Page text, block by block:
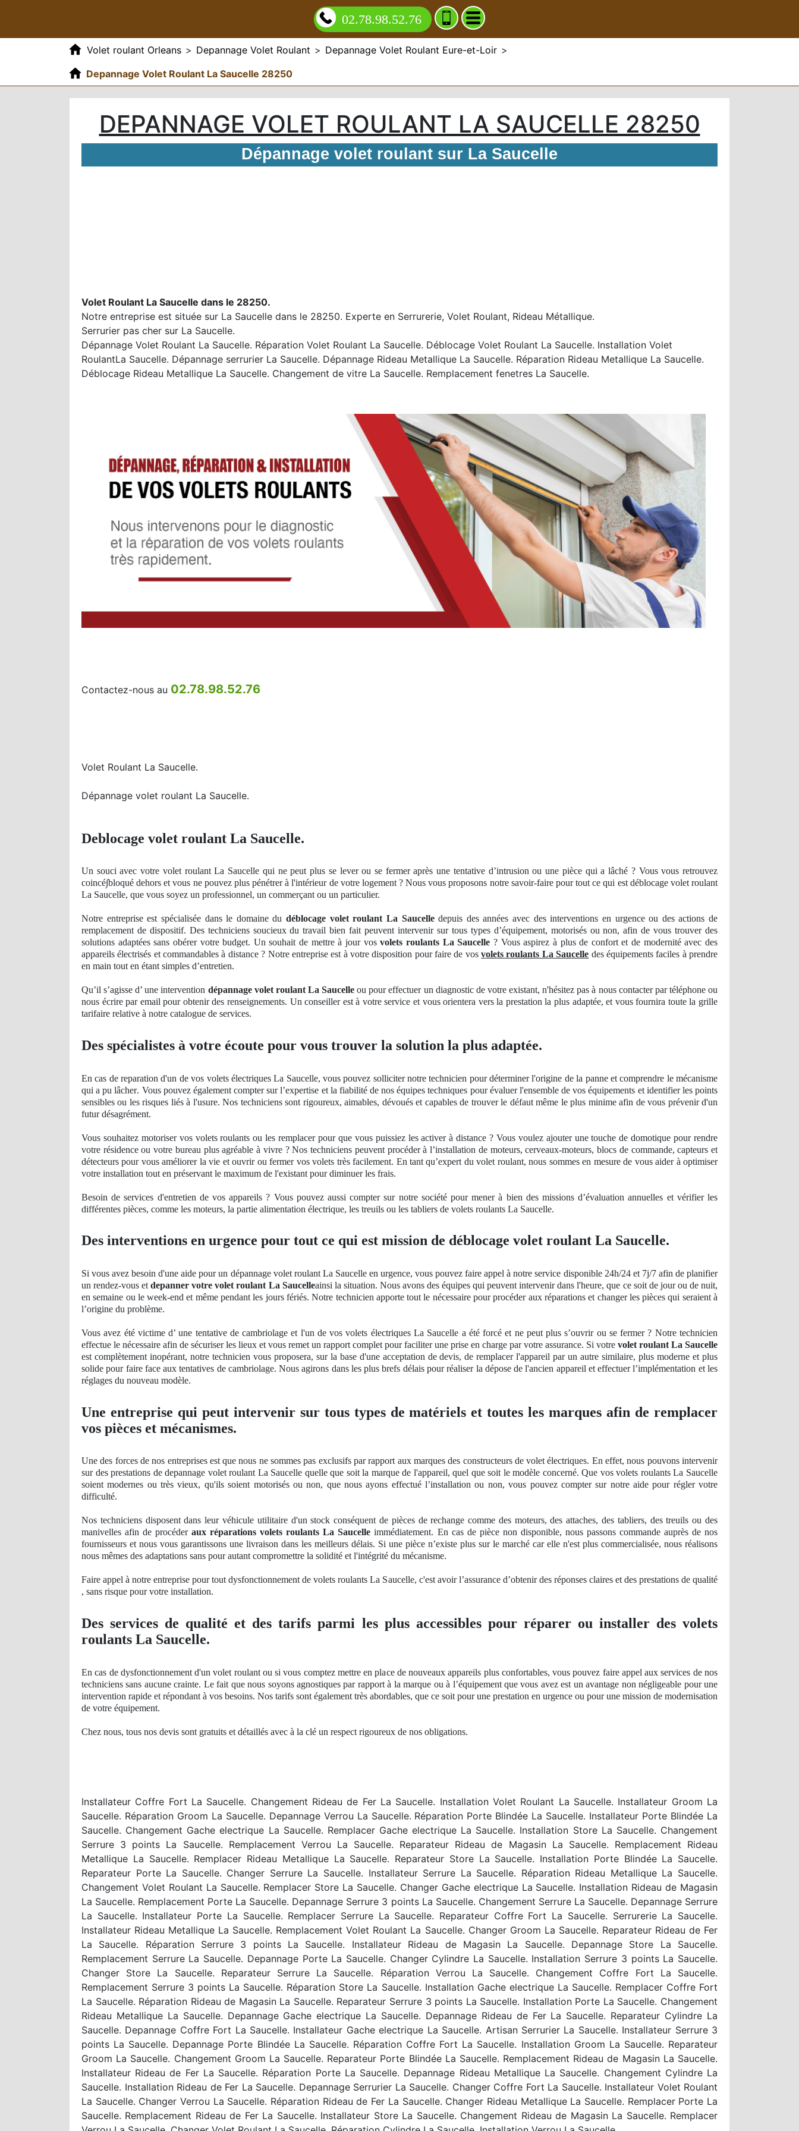
02.78.98.52.76
Volet roulant Orleans > Depannage Volet Roulant > Depannage Volet Roulant Eure-et-Loir >
Depannage Volet Roulant La Saucelle 28250
DEPANNAGE VOLET ROULANT LA SAUCELLE 28250
Dépannage volet roulant sur La Saucelle
Volet Roulant La Saucelle dans le 28250.
Notre entreprise est située sur La Saucelle dans le 28250. Experte en Serrurerie, Volet Roulant, Rideau Métallique.
Serrurier pas cher sur La Saucelle.
Dépannage Volet Roulant La Saucelle. Réparation Volet Roulant La Saucelle. Déblocage Volet Roulant La Saucelle. Installation Volet
RoulantLa Saucelle. Dépannage serrurier La Saucelle. Dépannage Rideau Metallique La Saucelle. Réparation Rideau Metallique La Saucelle.
Déblocage Rideau Metallique La Saucelle. Changement de vitre La Saucelle. Remplacement fenetres La Saucelle.
Contactez-nous au 02.78.98.52.76
Volet Roulant La Saucelle.
Dépannage volet roulant La Saucelle.
Deblocage volet roulant La Saucelle.
Un souci avec votre volet roulant La Saucelle qui ne peut plus se leverou se fermeraprès une tentative d’intrusionou une pièce qui a lâché ? Vous vous retrouvez
coincé∫bloquédehors et vous ne pouvez plus pénétrer àl'intérieur de votre logement ? Nous vous proposons notre savoir-faire pour tout ce qui est déblocage volet roulant
La Saucelle, que vous soyez un professionnel, un commerçant ou un particulier.
Notre entreprise est spécialisée dans le domaine du déblocage volet roulant La Saucelledepuis des années avec des interventions en urgence ou des actions de
remplacement de dispositif. Des techniciens soucieux du travail bien fait peuvent intervenir sur tous types d’équipement, motorisés ou non, afin de vous trouver des
solutions adaptées sans obérer votre budget. Un souhait de mettre à jour vosvolets roulants La Saucelle ? Vous aspirez à plus de confort et de modernité avec des
appareils électrisés et commandables à distance ? Notre entreprise est à votre disposition pour faire de vosvolets roulants La Saucelle des équipements faciles à prendre
en main tout en étant simples d’entretien.
Qu’il s’agisse d’ une intervention dépannage volet roulant La Saucelle ou pour effectuerun diagnostic de votre existant, n'hésitez pas à nous contacterpar téléphone ou
nous écrire par email pour obtenir des renseignements. Unconseiller est à votre service et vous orientera vers la prestation la plus adaptée, et vous fournira toute la grille
tarifaire relative à notre catalogue de services.
Des spécialistes à votre écoute pour vous trouver la solution la plus adaptée.
En cas de reparation d'un de vos volets électriques La Saucelle, vous pouvez solliciter notre technicien pour déterminer l'origine de la panne et comprendre le mécanisme
qui a pu lâcher. Vous pouvez également compter sur l’expertise et la fiabilitéde noséquipes techniques pour évaluer l'ensemble de vos équipements et identifier les points
sensibles ou les risques liés à l'usure. Nos techniciens sont rigoureux, aimables, dévoués et capables de trouver le défaut même le plus minime afin de vous prévenir d'un
futur désagrément.
Vous souhaitez motoriser vos volets roulants ou les remplacer pour que vous puissiez les activer à distance ? Vous voulez ajouter une touche de domotique pour rendre
votre résidence ou votre bureau plus agréableà vivre ? Nos techniciens peuvent procéder à l’installation de moteurs, cerveaux-moteurs, blocs de commande, capteurs et
détecteurs pour vous améliorer la vie et ouvrir ou fermer vos volets très facilement. En tant qu’expert du volet roulant, nous sommes en mesure de vous aider à optimiser
votre installation tout en préservant le maximum de l'existant pour diminuer les frais.
Besoin de services d'entretien de vos appareils ? Vous pouvez aussi compter sur notre société pour mener à bien des missions d’évaluation annuelles et vérifier les
différentes pièces, comme les moteurs, la partie alimentation électrique, les treuils ou les tabliers de volets roulants La Saucelle.
Des interventions en urgence pour tout ce qui est mission de déblocage volet roulant La Saucelle.
Si vous avez besoin d'une aide pour un dépannage volet roulant La Saucelle en urgence, vous pouvez faire appel à notre service disponible 24h/24 et 7j/7 afin de planifier
un rendez-vous etdepanner votre volet roulant La Saucelleainsi la situation. Nous avons des équipes qui peuvent intervenir dans l'heure, que ce soit de jour ou de nuit,
en semaine ou le week-end et même pendant les jours fériés. Notre technicien apporte tout le nécessaire pour procéder aux réparations et changer les pièces qui seraient à
l’origine du problème.
Vous avez été victime d’ une tentative de cambriolage et l'un de vos volets électriques La Saucelle a été forcé et ne peut plus s’ouvrir ou se fermer ? Notre technicien
effectue le nécessaire afin de sécuriser les lieux et vous remet un rapport complet pour faciliter une prise en charge par votre assurance. Si votre volet roulant La Saucelle
est complètement inopérant, notre technicien vous proposera, sur la base d'une acceptation de devis, deremplacer l'appareil par un autre similaire, plus moderne et plus
solide pour faire face aux tentatives de cambriolage. Nous agirons dans les plus brefs délais pour réaliser la dépose de l'ancien appareil et effectuer l’implémentation et les
réglages du nouveau modèle.
Une entreprise qui peut intervenir sur tous types de matériels et toutes les marques afin de remplacer
vos pièces et mécanismes.
Une des forces de nos entreprises est que nous ne sommes pas exclusifs par rapport aux marques des constructeurs de volet électriques. En effet, nous pouvons intervenir
sur des prestations de depannage volet roulant La Saucelle quelle que soit la marque de l'appareil, quel que soit le modèle concerné. Que vos volets roulants La Saucelle
soientmodernes ou très vieux, qu'ils soient motorisés ou non, que nous ayons effectué l’installation ou non, vous pouvez compter sur notre aide pour réglervotre
difficulté.
Nos techniciens disposent dans leur véhicule utilitaire d'un stockconséquent de pièces de rechange comme des moteurs, des attaches, des tabliers, des treuils ou des
manivelles afin de procéderaux réparations volets roulants La Saucelle immédiatement. En cas de pièce non disponible, nous passons commande auprès de nos
fournisseurs et nous vous garantissons une livraison dans les meilleurs délais. Si une pièce n’existe plus sur le marché car elle n'est plus commercialisée, nous réalisons
nous mêmes des adaptations sans pour autant compromettre la solidité et l'intégrité du mécanisme.
Faire appel à notre entreprise pour tout dysfonctionnement de volets roulants La Saucelle, c'est avoir l’assurance d’obtenir des réponsesclaires et des prestations de qualité
, sans risque pour votre installation.
Des services de qualité et des tarifs parmi les plus accessibles pour réparer ou installer des volets
roulants La Saucelle.
En cas de dysfonctionnement d'un volet roulant ou si vous comptez mettre en place de nouveaux appareils plus confortables, vous pouvez faire appel aux services de nos
techniciens sans aucune crainte. Le fait que nous soyons agnostiques par rapport à la marque ouà l’équipement que vous avez est un avantage non négligeable pour une
intervention rapide et répondant à vos besoins. Nos tarifs sont également très abordables, que ce soit pour une prestation en urgence ou pour une mission de modernisation
de votre équipement.
Chez nous, tous nos devis sont gratuits et détaillés avec à la clé un respect rigoureux de nos obligations.
Installateur Coffre Fort La Saucelle. Changement Rideau de Fer La Saucelle. Installation Volet Roulant La Saucelle. Installateur Groom La
Saucelle. Réparation Groom La Saucelle. Depannage Verrou La Saucelle. Réparation Porte Blindée La Saucelle. Installateur Porte Blindée La
Saucelle. Changement Gache electrique La Saucelle. Remplacer Gache electrique La Saucelle. Installation Store La Saucelle. Changement
Serrure 3 points La Saucelle. Remplacement Verrou La Saucelle. Reparateur Rideau de Magasin La Saucelle. Remplacement Rideau
Metallique La Saucelle. Remplacer Rideau Metallique La Saucelle. Reparateur Store La Saucelle. Installation Porte Blindée La Saucelle.
Reparateur Porte La Saucelle. Changer Serrure La Saucelle. Installateur Serrure La Saucelle. Réparation Rideau Metallique La Saucelle.
Changement Volet Roulant La Saucelle. Remplacer Store La Saucelle. Changer Gache electrique La Saucelle. Installation Rideau de Magasin
La Saucelle. Remplacement Porte La Saucelle. Depannage Serrure 3 points La Saucelle. Changement Serrure La Saucelle. Depannage Serrure
La Saucelle. Installateur Porte La Saucelle. Remplacer Serrure La Saucelle. Reparateur Coffre Fort La Saucelle. Serrurerie La Saucelle.
Installateur Rideau Metallique La Saucelle. Remplacement Volet Roulant La Saucelle. Changer Groom La Saucelle. Reparateur Rideau de Fer
La Saucelle. Réparation Serrure 3 points La Saucelle. Installateur Rideau de Magasin La Saucelle. Depannage Store La Saucelle.
Remplacement Serrure La Saucelle. Depannage Porte La Saucelle. Changer Cylindre La Saucelle. Installation Serrure 3 points La Saucelle.
Changer Store La Saucelle. Reparateur Serrure La Saucelle. Réparation Verrou La Saucelle. Changement Coffre Fort La Saucelle.
Remplacement Serrure 3 points La Saucelle. Réparation Store La Saucelle. Installation Gache electrique La Saucelle. Remplacer Coffre Fort
La Saucelle. Réparation Rideau de Magasin La Saucelle. Reparateur Serrure 3 points La Saucelle. Installation Porte La Saucelle. Changement
Rideau Metallique La Saucelle. Depannage Gache electrique La Saucelle. Depannage Rideau de Fer La Saucelle. Reparateur Cylindre La
Saucelle. Depannage Coffre Fort La Saucelle. Installateur Gache electrique La Saucelle. Artisan Serrurier La Saucelle. Installateur Serrure 3
points La Saucelle. Depannage Porte Blindée La Saucelle. Réparation Coffre Fort La Saucelle. Installation Groom La Saucelle. Reparateur
Groom La Saucelle. Changement Groom La Saucelle. Reparateur Porte Blindée La Saucelle. Remplacement Rideau de Magasin La Saucelle.
Installateur Rideau de Fer La Saucelle. Réparation Porte La Saucelle. Depannage Rideau Metallique La Saucelle. Changement Cylindre La
Saucelle. Installation Rideau de Fer La Saucelle. Depannage Serrurier La Saucelle. Changer Coffre Fort La Saucelle. Installateur Volet Roulant
La Saucelle. Changer Verrou La Saucelle. Réparation Rideau de Fer La Saucelle. Changer Rideau Metallique La Saucelle. Remplacer Porte La
Saucelle. Remplacement Rideau de Fer La Saucelle. Installateur Store La Saucelle. Changement Rideau de Magasin La Saucelle. Remplacer